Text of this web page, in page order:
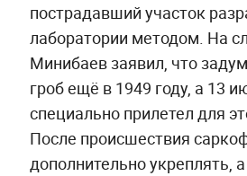
пострадавший участок
лаборатории методом. На
Минибаев заявил, что
гроб ещё в 1949 году, а 13
специально прилетел для
После происшествия
дополнительно укреплять,